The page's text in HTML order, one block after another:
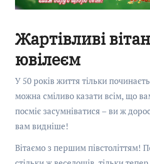
Жартівливі
ювілеєм
У 50 років життя тільки
можна сміливо казати всім, що
посміє засумніватися – ви ж
вам видніше!
Вітаємо з першим півстоліттям!